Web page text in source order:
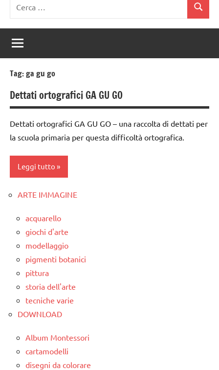
per:
Cerca
Tag:ga gu go
Dettati ortografici GA GU GO
Dettati ortografici GA GU GO – una raccolta di dettati per
la scuola primaria per questa difficoltà ortografica.
Leggi tutto
classe
dettati
ortografici
dettati/difficoltà
ortografiche
LINGUAGGIO
TUTTI GLI
ARGOMENTI
ARTE IMMAGINE
acquarello
giochi d'arte
modellaggio
pigmenti botanici
pittura
storia dell'arte
tecniche varie
DOWNLOAD
Album Montessori
cartamodelli
disegni da colorare